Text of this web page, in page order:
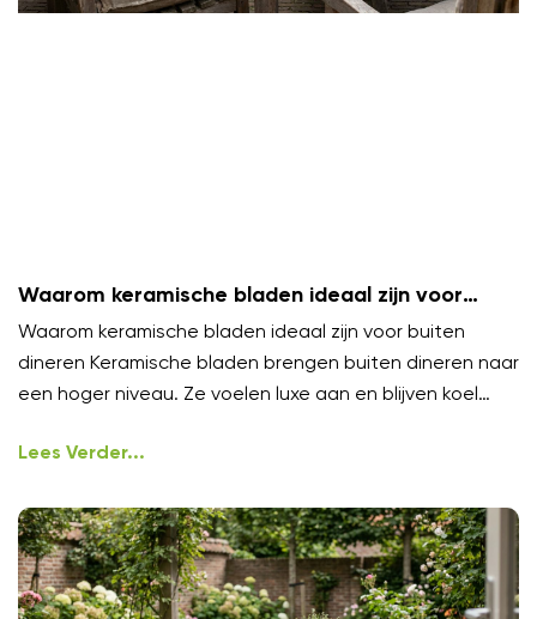
Waarom keramische bladen ideaal zijn voor
buiten dineren
Waarom keramische bladen ideaal zijn voor buiten
dineren Keramische bladen brengen buiten dineren naar
een hoger niveau. Ze voelen luxe aan en blijven koel
Lees Verder...